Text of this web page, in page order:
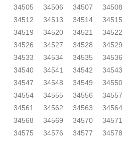
34505
34506 34507 34508
34512
34513 34514 34515
34519
34520 34521 34522
34526
34527 34528 34529
34533
34534 34535 34536
34540
34541 34542 34543
34547
34548 34549 34550
34554
34555 34556 34557
34561
34562 34563 34564
34568
34569 34570 34571
34575
34576 34577 34578